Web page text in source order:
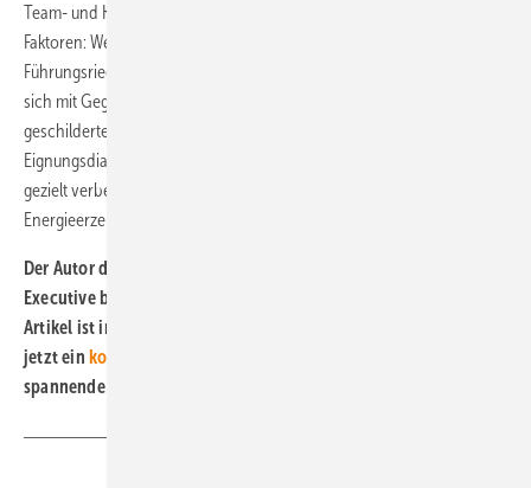
Team- und Kommunikationsfähigkeit sind zwei weitere wichtige
Faktoren: Wer sich vor der Entscheidungsfindung mit Kollegen aus der
Führungsriege austauscht, verbreitert seine Wissensbasis und kann
sich mit Gegenargumenten auseinandersetzen. Das Gute an diesen
geschilderten Eigenschaften ist, dass man sie nicht nur durch
Eignungsdiagnostik ermitteln, sondern durch Coaching und Training
gezielt verbessern kann. Und anders als bei den Anlagen zur
Energieerzeugung muss man dafür nicht auf günstigen Wind warten.
Der Autor dieses Artikels, Volker Schulz, ist Director Board &
Executive bei der Unternehmensberatung Mercuri Urval. Dieser
Artikel ist in unserem Printmagazin erschienen. Holen Sie sich
jetzt ein kostenloses Probeheft
spannende Artikel.